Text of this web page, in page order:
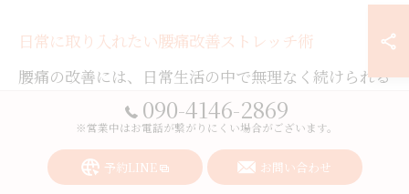
日常に取り入れたい腰痛改善ストレッチ術
腰痛の改善には、日常生活の中で無理なく続けられる
ストレッチ術を取り入れることがポイントです。継続
することで筋肉のこわばりがほぐれ、血流が良くな
り、腰への負担が軽減されます。特に朝や長時間同じ
090-4146-2869
※営業中はお電話が繋がりにくい場合がございます。
予約LINE お問い合わせ